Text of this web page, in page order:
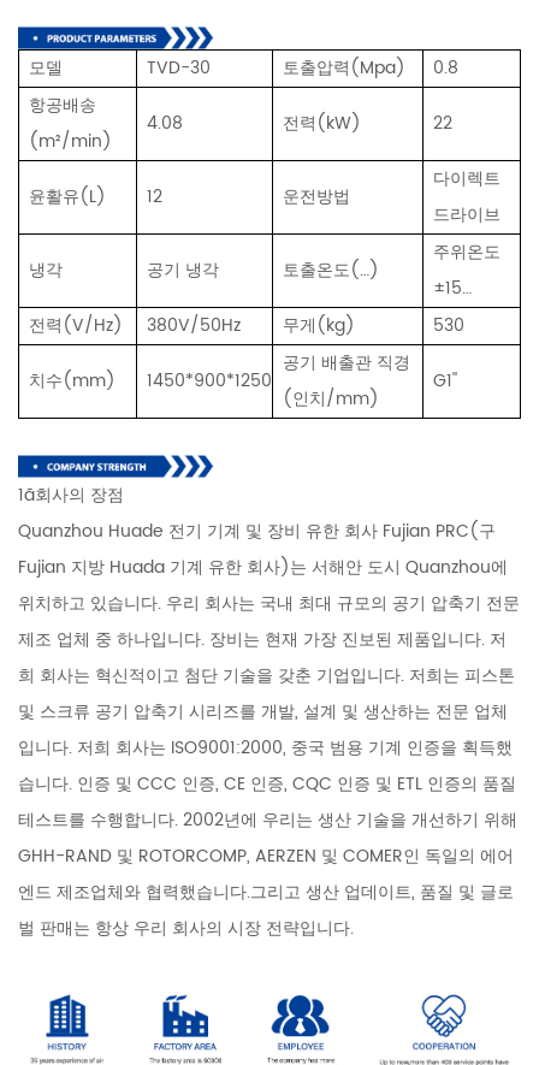
모델 TVD-30 토출압력(Mpa)
0.8
항공배송
(m²/min)
4.08 전력(kW) 22
윤활유(L) 12 운전방법
다이렉트
드라이브
냉각
공기 냉각 토출온도(…)
주위온도
±15…
전력(V/Hz)
380V/50Hz 무게(kg)
530
치수(mm)
1450*900*1250
공기 배출관 직경
(인치/mm)
G1''
1ã회사의 장점
Quanzhou Huade 전기 기계 및 장비 유한 회사 Fujian PRC(구
Fujian 지방 Huada 기계 유한 회사)는 서해안 도시 Quanzhou에
위치하고 있습니다. 우리 회사는 국내 최대 규모의 공기 압축기 전문
제조 업체 중 하나입니다. 장비는 현재 가장 진보된 제품입니다. 저
희 회사는 혁신적이고 첨단 기술을 갖춘 기업입니다. 저희는 피스톤
및 스크류 공기 압축기 시리즈를 개발, 설계 및 생산하는 전문 업체
입니다. 저희 회사는 ISO9001:2000, 중국 범용 기계 인증을 획득했
습니다. 인증 및 CCC 인증, CE 인증, CQC 인증 및 ETL 인증의 품질
테스트를 수행합니다. 2002년에 우리는 생산 기술을 개선하기 위해
GHH-RAND 및 ROTORCOMP, AERZEN 및 COMER인 독일의 에어
엔드 제조업체와 협력했습니다.그리고 생산 업데이트, 품질 및 글로
벌 판매는 항상 우리 회사의 시장 전략입니다.